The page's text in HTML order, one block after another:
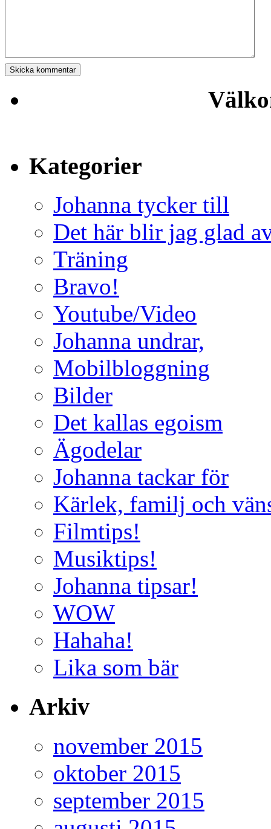
Kategorier
Johanna tycker till
Det här blir jag glad
Träning
Bravo!
Youtube/Video
Johanna undrar,
Mobilbloggning
Bilder
Det kallas egoism
Ägodelar
Johanna tackar för
Kärlek, familj och
Filmtips!
Musiktips!
Johanna tipsar!
WOW
Hahaha!
Lika som bär
Arkiv
november 2015
oktober 2015
september 2015